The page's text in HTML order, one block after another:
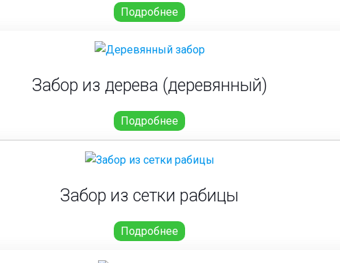
Подробнее
Забор из дерева (деревянный)
Подробнее
Забор из сетки рабицы
Подробнее